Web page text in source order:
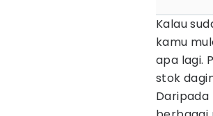
Kalau
kamu
apa lagi.
stok
Daripada